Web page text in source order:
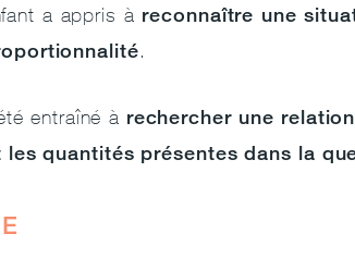
a appris à reconnaître une
.
entraîné à rechercher une
les quantités présentes dans la